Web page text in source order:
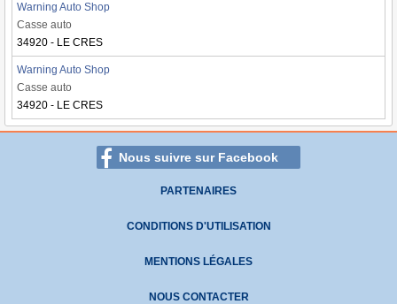
Warning Auto Shop
Casse auto
34920 - LE CRES
Warning Auto Shop
Casse auto
34920 - LE CRES
Nous suivre sur Facebook
PARTENAIRES
CONDITIONS D'UTILISATION
MENTIONS LÉGALES
NOUS CONTACTER